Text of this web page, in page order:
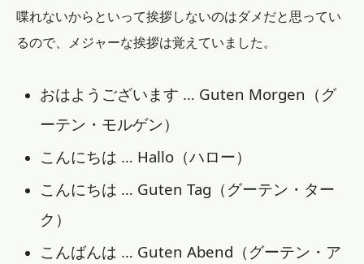
喋れないからといって挨拶しないのはダメだと思ってい
るので、メジャーな挨拶は覚えていました。
おはようございます … Guten Morgen（グ
ーテン・モルゲン）
こんにちは … Hallo（ハロー）
こんにちは … Guten Tag（グーテン・ター
ク）
こんばんは … Guten Abend（グーテン・ア